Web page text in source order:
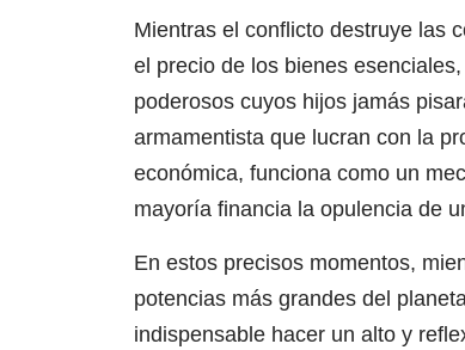
Mientras el conflicto destruye las
el precio de los bienes
poderosos cuyos hijos jamás
armamentista que lucran con la
económica, funciona como un
mayoría financia la opulencia de
En estos precisos momentos,
potencias más grandes del
indispensable hacer un alto y